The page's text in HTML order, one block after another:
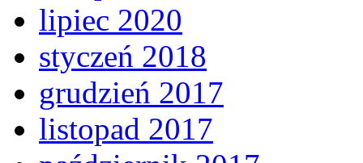
lipiec 2020
styczeń 2018
grudzień 2017
listopad 2017